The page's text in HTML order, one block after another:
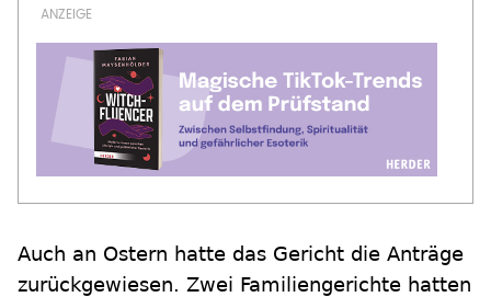
Auch an Ostern hatte das Gericht die Anträge
zurückgewiesen. Zwei Familiengerichte hatten